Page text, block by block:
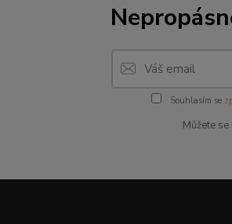
Souhlasím se
Můžete